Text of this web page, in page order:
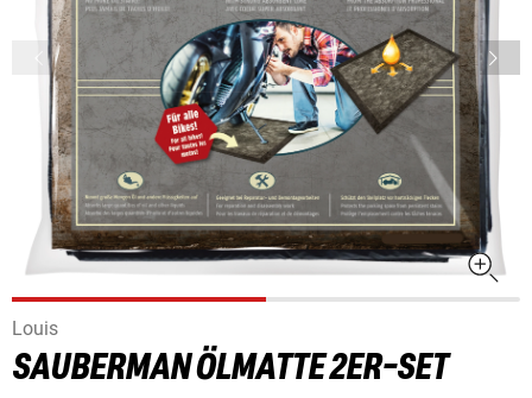
Louis
SAUBERMAN ÖLMATTE 2ER-SET